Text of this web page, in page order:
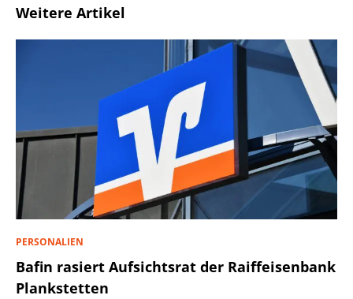
Weitere Artikel
PERSONALIEN
Bafin rasiert Aufsichtsrat der Raiffeisenbank
Plankstetten